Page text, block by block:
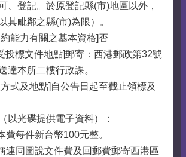
、登記。於原登記縣(市)地區以外，
其毗鄰之縣(市)為限）。
能力有關之基本資格]否
投標文件地點]郵寄：西港郵政第32號
達本所二樓行政課。
式及地點]自公告日起至截止領標及
以光碟提供電子資料）：
費每件新台幣100元整。
連同圖說文件費及回郵費郵寄西港區